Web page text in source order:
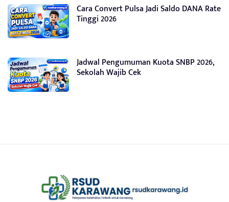
Cara Convert Pulsa Jadi Saldo DANA Rate
Tinggi 2026
Jadwal Pengumuman Kuota SNBP 2026,
Sekolah Wajib Cek